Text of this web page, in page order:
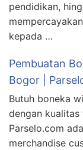
pendidikan,
kepada …
Pembuatan
Bogor |
Butuh boneka
dengan kualitas
Parselo.com
merchandise